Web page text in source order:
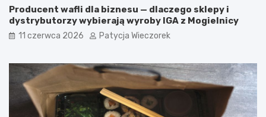
Producent wafli dla biznesu — dlaczego sklepy i
dystrybutorzy wybierają wyroby IGA z Mogielnicy
11 czerwca 2026 Patycja Wieczorek